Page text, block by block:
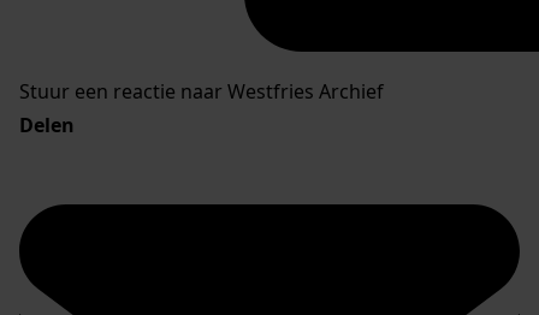
Stuur een reactie naar Westfries Archief
Delen